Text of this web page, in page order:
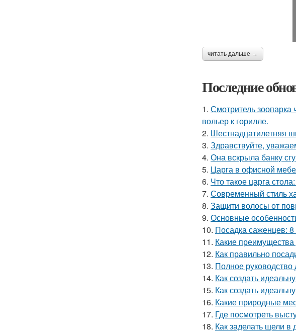
читать дальше →
Последние
1. Смотритель зоопарка
вольер к горилле.
2. Шестнадцатилетняя
3. Здравствуйте,
4. Она вскрыла банку
5. Царга в офисной
6. Что такое царга
7. Современный стиль
8. Защити волосы от
9. Основные
10. Посадка саженцев:
11. Какие
12. Как правильно
13. Полное
14. Как создать
15. Как создать
16. Какие природные
17. Где посмотреть
18. Как заделать щели